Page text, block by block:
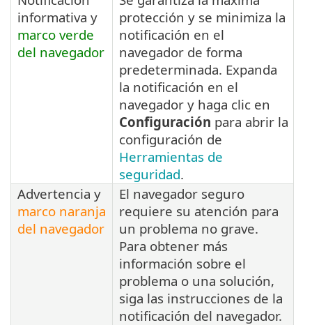
informativa y
marco verde
del navegador
protección y se minimiza la
notificación en el
navegador de forma
predeterminada. Expanda
la notificación en el
navegador y haga clic en
Configuración para abrir la
configuración de
Herramientas de
seguridad.
Advertencia y
marco naranja
del navegador
El navegador seguro
requiere su atención para
un problema no grave.
Para obtener más
información sobre el
problema o una solución,
siga las instrucciones de la
notificación del navegador.